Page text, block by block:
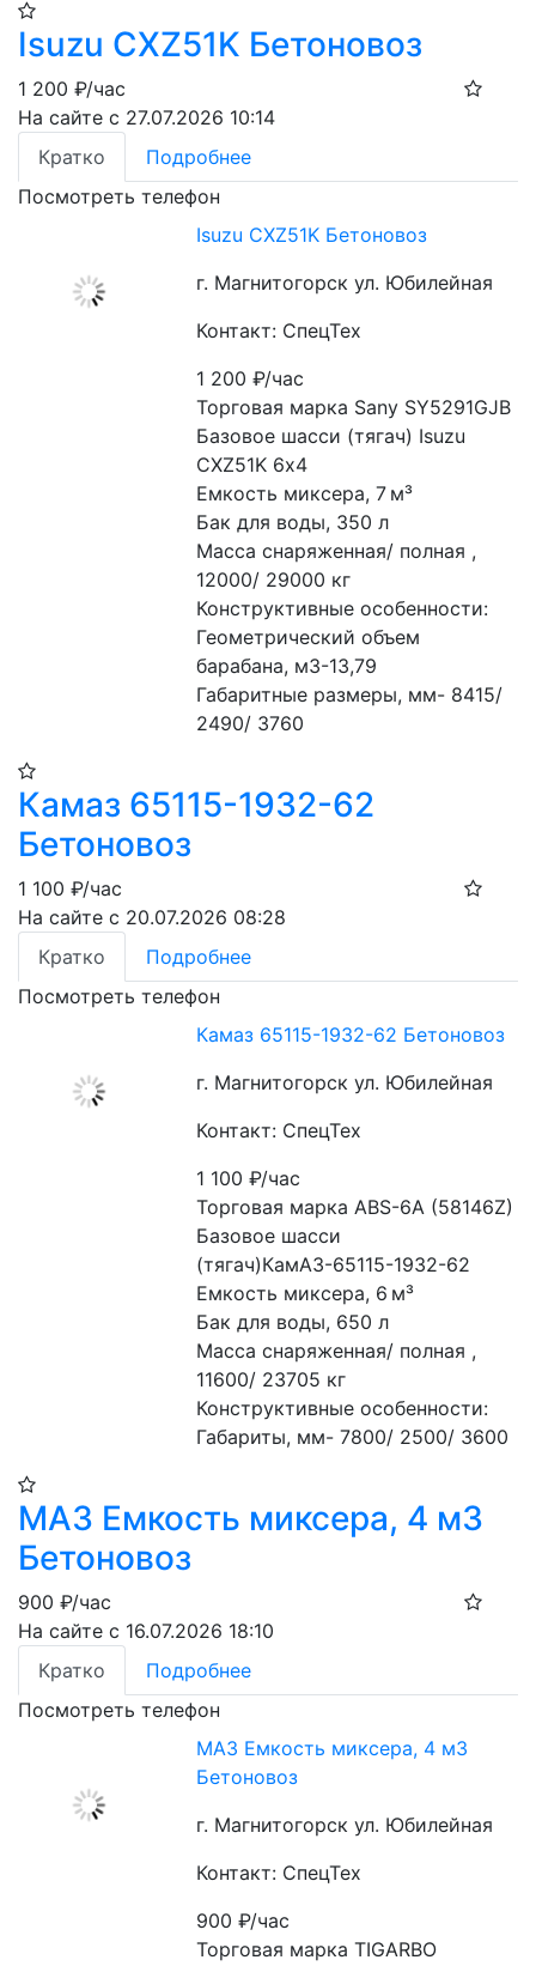
Isuzu CXZ51K Бетоновоз
1 200 ₽/час
На сайте с 27.07.2026 10:14
Кратко
Подробнее
Посмотреть телефон
Isuzu CXZ51K Бетоновоз
г. Магнитогорск ул. Юбилейная
Контакт: СпецТех
1 200₽/час
Торговая марка Sany SY5291GJB
Базовое шасси (тягач) Isuzu
CXZ51K 6х4
Емкость миксера, 7 м³
Бак для воды, 350 л
Масса снаряженная/ полная ,
12000/ 29000 кг
Конструктивные особенности:
Геометрический объем
барабана, м3-13,79
Габаритные размеры, мм- 8415/
2490/ 3760
Камаз 65115-1932-62
Бетоновоз
1 100 ₽/час
На сайте с 20.07.2026 08:28
Кратко
Подробнее
Посмотреть телефон
Камаз 65115-1932-62 Бетоновоз
г. Магнитогорск ул. Юбилейная
Контакт: СпецТех
1 100₽/час
Торговая марка ABS-6A (58146Z)
Базовое шасси
(тягач)КамАЗ-65115-1932-62
Емкость миксера, 6 м³
Бак для воды, 650 л
Масса снаряженная/ полная ,
11600/ 23705 кг
Конструктивные особенности:
Габариты, мм- 7800/ 2500/ 3600
МАЗ Емкость миксера, 4 м3
Бетоновоз
900 ₽/час
На сайте с 16.07.2026 18:10
Кратко
Подробнее
Посмотреть телефон
МАЗ Емкость миксера, 4 м3
Бетоновоз
г. Магнитогорск ул. Юбилейная
Контакт: СпецТех
900₽/час
Торговая марка TIGARBO